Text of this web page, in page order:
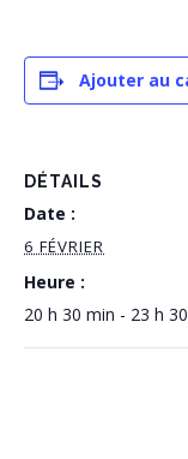
Ajouter au
DÉTAILS
Date :
6 FÉVRIER
Heure :
20 h 30 min - 23 h